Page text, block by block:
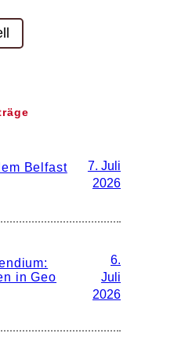
Belfast
7. Juli
2026
in Geo
6.
Juli
2026